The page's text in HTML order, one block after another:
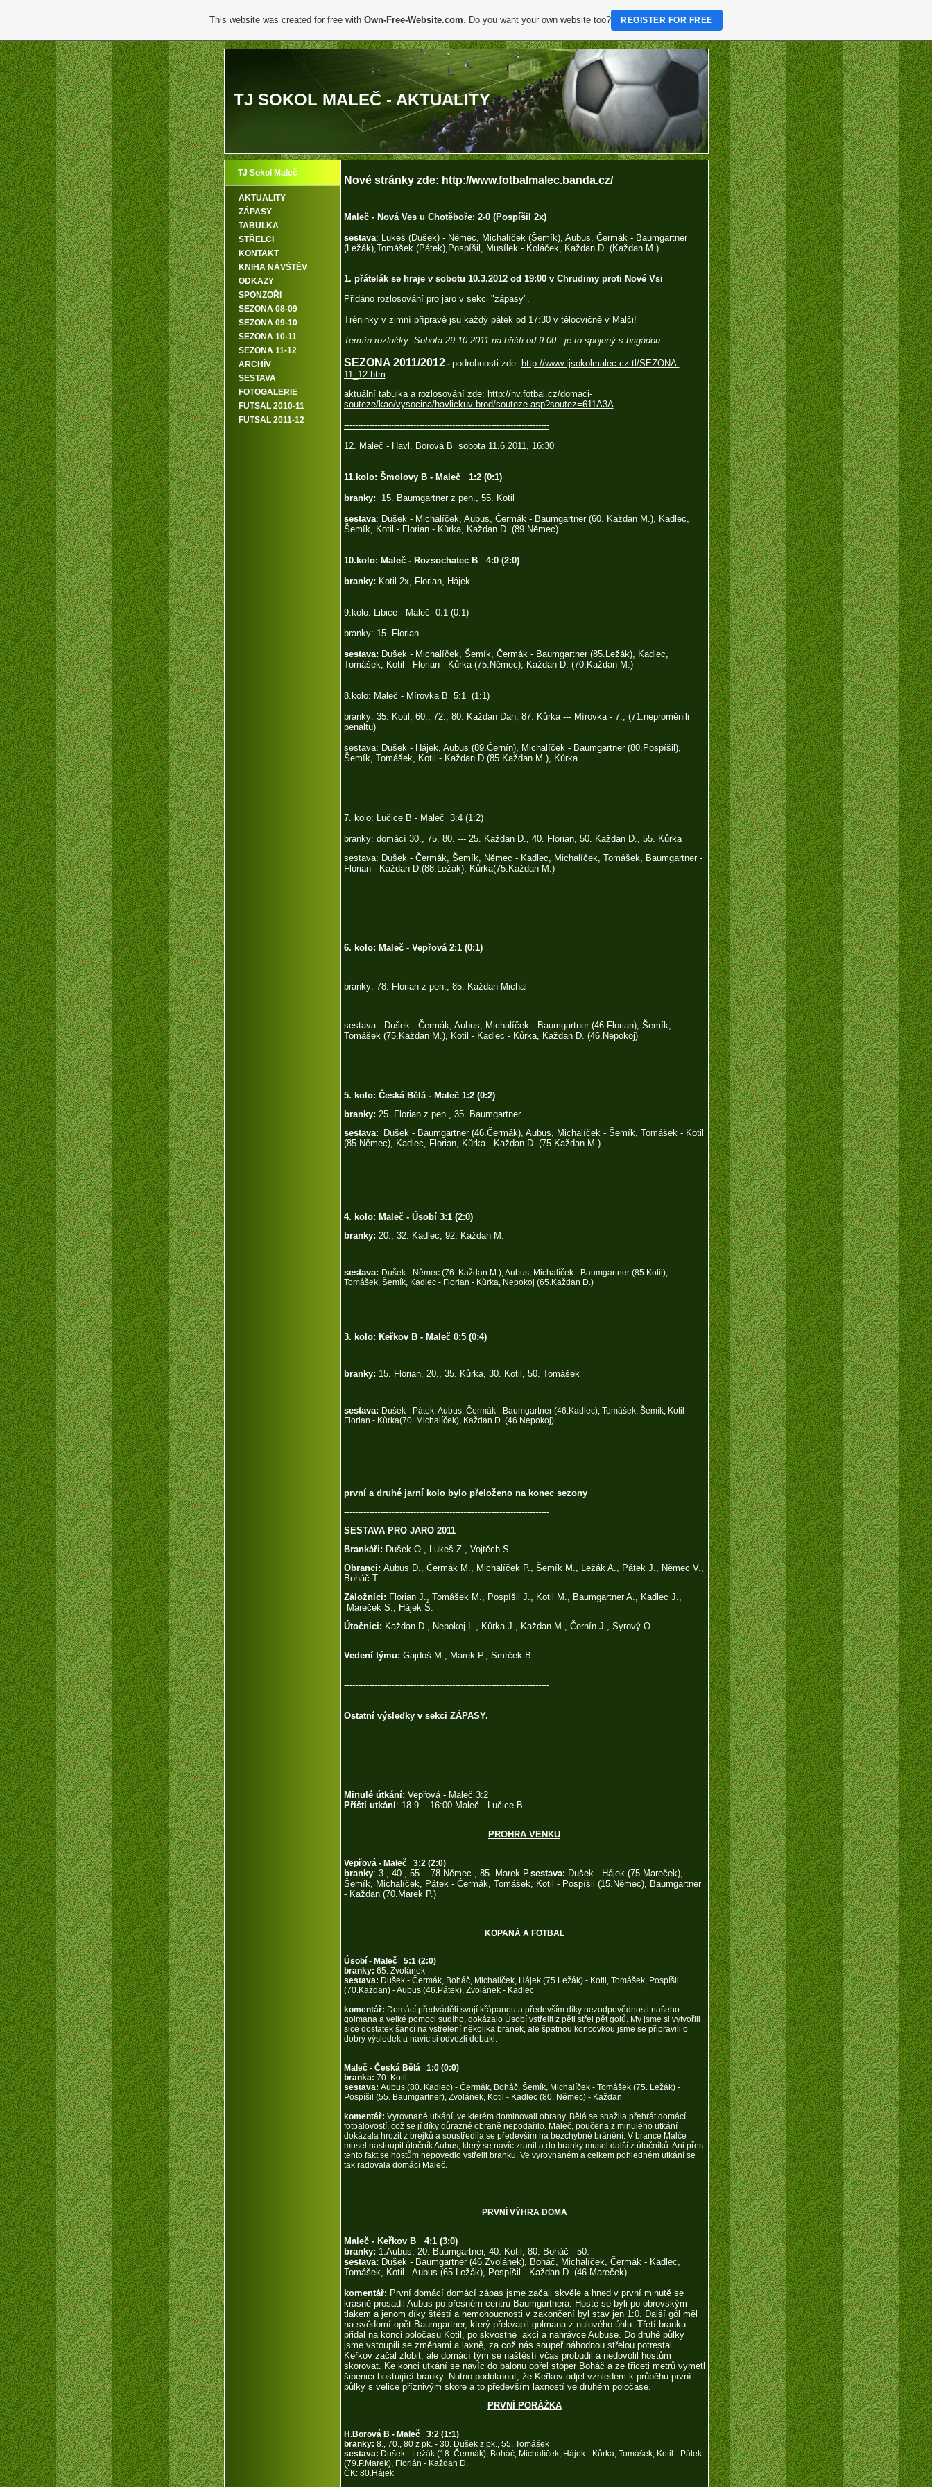
TJ SOKOL MALEČ - AKTUALITY
TJ Sokol Maleč
AKTUALITY
ZÁPASY
TABULKA
STŘELCI
KONTAKT
KNIHA NÁVŠTĚV
ODKAZY
SPONZOŘI
SEZONA 08-09
SEZONA 09-10
SEZONA 10-11
SEZONA 11-12
ARCHÍV
SESTAVA
FOTOGALERIE
FUTSAL 2010-11
FUTSAL 2011-12
Nové stránky zde: http://www.fotbalmalec.banda.cz/
Maleč - Nová Ves u Chotěboře: 2-0 (Pospíšil 2x)
sestava: Lukeš (Dušek) - Němec, Michalíček (Šemík), Aubus, Čermák - Baumgartner
(Ležák),Tomášek (Pátek),Pospíšil, Musílek - Koláček, Každan D. (Každan M.)
1. přátelák se hraje v sobotu 10.3.2012 od 19:00 v Chrudimy proti Nové Vsi
Přidáno rozlosování pro jaro v sekci "zápasy".
Tréninky v zimní přípravě jsu každý pátek od 17:30 v tělocvičně v Malči!
Termín rozlučky: Sobota 29.10.2011 na hřišti od 9:00 - je to spojený s brigádou...
SEZONA 2011/2012 - podrobnosti zde: http://www.tjsokolmalec.cz.tl/SEZONA-
11_12.htm
aktuální tabulka a rozlosování zde: http://nv.fotbal.cz/domaci-
souteze/kao/vysocina/havlickuv-brod/souteze.asp?soutez=611A3A
--------------------------------------------------------------------------
12. Maleč - Havl. Borová B sobota 11.6.2011, 16:30
11.kolo: Šmolovy B - Maleč 1:2 (0:1)
branky:
15. Baumgartner z pen., 55. Kotil
sestava: Dušek - Michalíček, Aubus, Čermák - Baumgartner (60. Každan M.), Kadlec,
Šemík, Kotil - Florian - Kůrka, Každan D. (89.Němec)
10.kolo: Maleč - Rozsochatec B 4:0 (2:0)
branky: Kotil 2x, Florian, Hájek
9.kolo: Libice - Maleč 0:1 (0:1)
branky: 15. Florian
sestava: Dušek - Michalíček, Šemík, Čermák - Baumgartner (85.Ležák), Kadlec,
Tomášek, Kotil - Florian - Kůrka (75.Němec), Každan D. (70.Každan M.)
8.kolo: Maleč - Mírovka B 5:1 (1:1)
branky: 35. Kotil, 60., 72., 80. Každan Dan, 87. Kůrka --- Mírovka - 7., (71.neproměnili
penaltu)
sestava: Dušek - Hájek, Aubus (89.Černín), Michalíček - Baumgartner (80.Pospíšil),
Šemík, Tomášek, Kotil - Každan D.(85.Každan M.), Kůrka
7. kolo: Lučice B - Maleč 3:4 (1:2)
branky: domácí 30., 75. 80. --- 25. Každan D., 40. Florian, 50. Každan D., 55. Kůrka
sestava: Dušek - Čermák, Šemík, Němec - Kadlec, Michalíček, Tomášek, Baumgartner -
Florian - Každan D.(88.Ležák), Kůrka(75.Každan M.)
6. kolo: Maleč - Vepřová 2:1 (0:1)
branky: 78. Florian z pen., 85. Každan Michal
sestava: Dušek - Čermák, Aubus, Michalíček - Baumgartner (46.Florian), Šemík,
Tomášek (75.Každan M.), Kotil - Kadlec - Kůrka, Každan D. (46.Nepokoj)
5. kolo: Česká Bělá - Maleč 1:2 (0:2)
branky: 25. Florian z pen., 35. Baumgartner
sestava:
Dušek - Baumgartner (46.Čermák), Aubus, Michalíček - Šemík, Tomášek - Kotil
(85.Němec), Kadlec, Florian, Kůrka - Každan D. (75.Každan M.)
4. kolo: Maleč - Úsobí 3:1 (2:0)
branky: 20., 32. Kadlec, 92. Každan M.
sestava: Dušek - Němec (76. Každan M.), Aubus, Michalíček - Baumgartner (85.Kotil),
Tomášek, Šemík, Kadlec - Florian - Kůrka, Nepokoj (65.Každan D.)
3. kolo: Keřkov B - Maleč 0:5 (0:4)
branky: 15. Florian, 20., 35. Kůrka, 30. Kotil, 50. Tomášek
sestava: Dušek - Pátek, Aubus, Čermák - Baumgartner (46.Kadlec), Tomášek, Šemík, Kotil -
Florian - Kůrka(70. Michalíček), Každan D. (46.Nepokoj)
první a druhé jarní kolo bylo přeloženo na konec sezony
--------------------------------------------------------------------------
SESTAVA PRO JARO 2011
Brankáři: Dušek O., Lukeš Z., Vojtěch S.
Obranci: Aubus D., Čermák M., Michalíček P., Šemík M., Ležák A., Pátek J., Němec V.,
Boháč T.
Záložníci: Florian J., Tomášek M., Pospíšil J., Kotil M., Baumgartner A., Kadlec J.,
Mareček S., Hájek Š.
Útočníci: Každan D., Nepokoj L., Kůrka J., Každan M., Černín J., Syrový O.
Vedení týmu: Gajdoš M., Marek P., Smrček B.
--------------------------------------------------------------------------
Ostatní výsledky v sekci ZÁPASY.
Minulé útkání: Vepřová - Maleč 3:2
Příští utkání: 18.9. - 16:00 Maleč - Lučice B
PROHRA VENKU
Vepřová - Maleč 3:2 (2:0)
branky: 3., 40., 55. - 78.Němec., 85. Marek P. sestava: Dušek - Hájek (75.Mareček),
Šemík, Michalíček, Pátek - Čermák, Tomášek, Kotil - Pospíšil (15.Němec), Baumgartner
- Každan (70.Marek P.)
KOPANÁ A FOTBAL
Úsobí - Maleč 5:1 (2:0)
branky: 65. Zvolánek
sestava: Dušek - Čermák, Boháč, Michalíček, Hájek (75.Ležák) - Kotil, Tomášek, Pospíšil
(70.Každan) - Aubus (46.Pátek), Zvolánek - Kadlec
komentář: Domácí předváděli svojí křápanou a především díky nezodpovědnosti našeho
golmana a velké pomoci sudího, dokázalo Úsobí vstřelit z pěti střel pět golů. My jsme si vytvořili
sice dostatek šancí na vstřelení několika branek, ale špatnou koncovkou jsme se připravili o
dobrý výsledek a navíc si odvezli debakl.
Maleč - Česká Bělá 1:0 (0:0)
branka: 70. Kotil
sestava: Aubus (80. Kadlec) - Čermák, Boháč, Šemík, Michalíček - Tomášek (75. Ležák) -
Pospíšil (55. Baumgartner), Zvolánek, Kotil - Kadlec (80. Němec) - Každan
komentář: Vyrovnané utkání, ve kterém dominovali obrany. Bělá se snažila přehrát domácí
fotbalovostí, což se jí díky důrazné obraně nepodařilo. Maleč, poučena z minulého utkání
dokázala hrozit z brejků a soustředila se především na bezchybné bránění. V brance Malče
musel nastoupit útočník Aubus, který se navíc zranil a do branky musel další z útočníků. Ani přes
tento fakt se hostům nepovedlo vstřelit branku. Ve vyrovnaném a celkem pohledném utkání se
tak radovala domácí Maleč.
PRVNÍ VÝHRA DOMA
Maleč - Keřkov B 4:1 (3:0)
branky: 1.Aubus, 20. Baumgartner, 40. Kotil, 80. Boháč - 50.
sestava: Dušek - Baumgartner (46.Zvolánek), Boháč, Michalíček, Čermák - Kadlec,
Tomášek, Kotil - Aubus (65.Ležák), Pospíšil - Každan D. (46.Mareček)
komentář: První domácí domácí zápas jsme začali skvěle a hned v první minutě se
krásně prosadil Aubus po přesném centru Baumgartnera. Hosté se byli po obrovským
tlakem a jenom díky štěstí a nemohoucnosti v zakončení byl stav jen 1:0. Další gól měl
na svědomí opět Baumgartner, který překvapil golmana z nulového úhlu. Třetí branku
přidal na konci poločasu Kotil, po skvostné akci a nahrávce Aubuse. Do druhé půlky
jsme vstoupili se změnami a laxně, za což nás soupeř náhodnou střelou potrestal.
Keřkov začal zlobit, ale domácí tým se naštěstí včas probudil a nedovolil hostům
skorovat. Ke konci utkání se navíc do balonu opřel stoper Boháč a ze třiceti metrů vymetl
šibenici hostuijící branky. Nutno podoknout, že Keřkov odjel vzhledem k průběhu první
půlky s velice příznivým skore a to především laxností ve druhém poločase.
PRVNÍ PORÁŽKA
H.Borová B - Maleč 3:2 (1:1)
branky: 8., 70., 80 z pk. - 30. Dušek z pk., 55. Tomášek
sestava: Dušek - Ležák (18. Čermák), Boháč, Michalíček, Hájek - Kůrka, Tomášek, Kotil - Pátek
(79.P.Marek), Florián - Každan D.
ČK: 80.Hájek
This website was created for free withOwn-Free-Website.com. Do you want your own website too? REGISTER FOR FREE